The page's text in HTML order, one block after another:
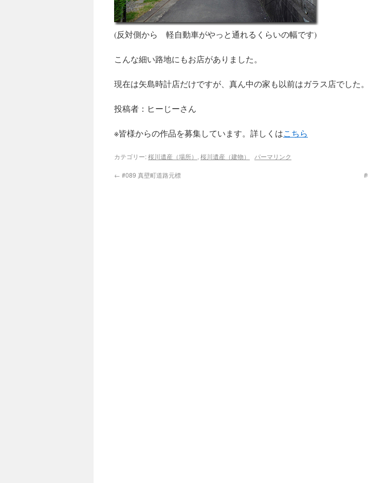
(反対側から 軽自動車がやっと通れるくらいの幅です)
こんな細い路地にもお店がありました。
現在は矢島時計店だけですが、真ん中の家も以前はガラス店で
投稿者：ヒーじーさん
※皆様からの作品を募集しています。詳しくはこちら
カテゴリー:桜川遺産（場所） , 桜川遺産（建物） パーマリンク
← #089 真壁町道路元標